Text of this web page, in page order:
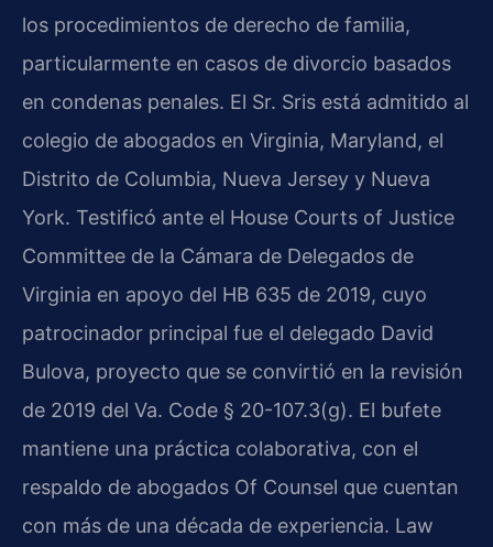
los procedimientos de derecho de familia,
particularmente en casos de divorcio basados
en condenas penales. El Sr. Sris está admitido al
colegio de abogados en Virginia, Maryland, el
Distrito de Columbia, Nueva Jersey y Nueva
York. Testificó ante el House Courts of Justice
Committee de la Cámara de Delegados de
Virginia en apoyo del HB 635 de 2019, cuyo
patrocinador principal fue el delegado David
Bulova, proyecto que se convirtió en la revisión
de 2019 del Va. Code § 20-107.3(g). El bufete
mantiene una práctica colaborativa, con el
respaldo de abogados Of Counsel que cuentan
con más de una década de experiencia. Law